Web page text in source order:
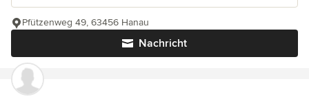
Nachricht
Pfützenweg 49, 63456 Hanau